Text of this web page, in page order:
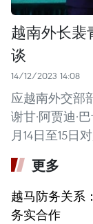
越南外长裴
谈
14/12/2023 14:08
应越南外交部
谢甘·阿贾迪·
月14日至15日
更多
越马防务关系
务实合作